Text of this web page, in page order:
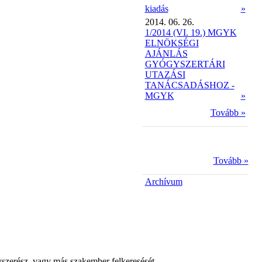
kiadás
»
2014. 06. 26.
1/2014 (VI. 19.) MGYK
ELNÖKSÉGI
AJÁNLÁS
GYÓGYSZERTÁRI
UTAZÁSI
TANÁCSADÁSHOZ -
MGYK
»
Tovább »
Tovább »
Archívum